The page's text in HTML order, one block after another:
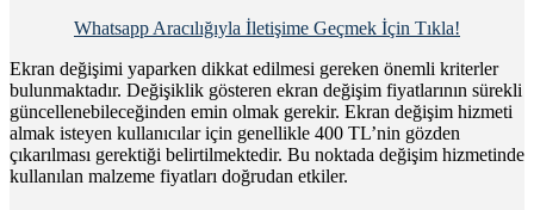
Whatsapp Aracılığıyla İletişime Geçmek İçin Tıkla!
Ekran değişimi yaparken dikkat edilmesi gereken önemli kriterler
bulunmaktadır. Değişiklik gösteren ekran değişim fiyatlarının sürekli
güncellenebileceğinden emin olmak gerekir. Ekran değişim hizmeti
almak isteyen kullanıcılar için genellikle 400 TL’nin gözden
çıkarılması gerektiği belirtilmektedir. Bu noktada değişim hizmetinde
kullanılan malzeme fiyatları doğrudan etkiler.